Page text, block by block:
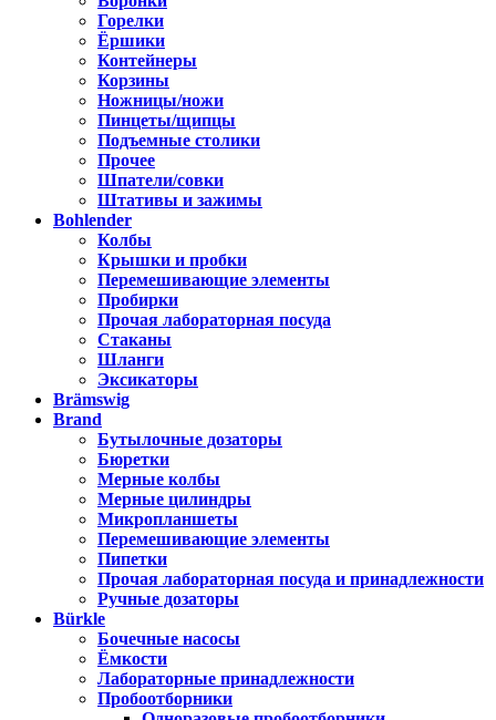
Горелки
Ёршики
Контейнеры
Корзины
Ножницы/ножи
Пинцеты/щипцы
Подъемные столики
Прочее
Шпатели/совки
Штативы и зажимы
Bohlender
Колбы
Крышки и пробки
Перемешивающие элементы
Пробирки
Прочая лабораторная посуда
Стаканы
Шланги
Эксикаторы
Brämswig
Brand
Бутылочные дозаторы
Бюретки
Мерные колбы
Мерные цилиндры
Микропланшеты
Перемешивающие элементы
Пипетки
Прочая лабораторная посуда и принадлежности
Ручные дозаторы
Bürkle
Бочечные насосы
Ёмкости
Лабораторные принадлежности
Пробоотборники